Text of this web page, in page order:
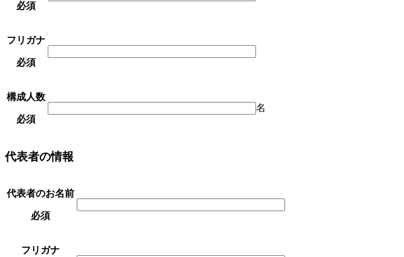
必須
フリガナ
必須
構成人数
必須
名
代表者の情報
代表者のお名前
必須
フリガナ